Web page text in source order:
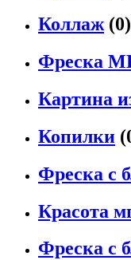
Коллаж (0)
Фреска
Картина
Копилки
Фреска с
Красота
Фреска с